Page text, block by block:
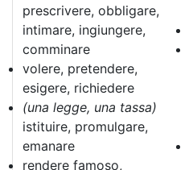
prescrivere, obbligare,
intimare, ingiungere,
comminare
volere, pretendere,
esigere, richiedere
(una legge, una tassa)
istituire, promulgare,
emanare
rendere famoso,